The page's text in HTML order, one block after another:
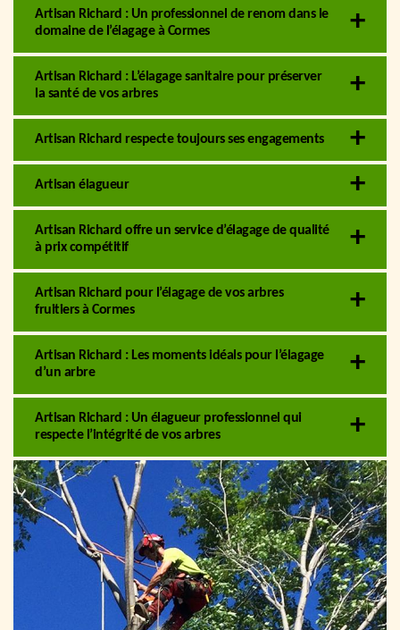
Artisan Richard : Un professionnel de renom dans le
domaine de l’élagage à Cormes
Artisan Richard : L’élagage sanitaire pour préserver
la santé de vos arbres
Artisan Richard respecte toujours ses engagements
Artisan élagueur
Artisan Richard offre un service d’élagage de qualité
à prix compétitif
Artisan Richard pour l’élagage de vos arbres
fruitiers à Cormes
Artisan Richard : Les moments idéals pour l’élagage
d’un arbre
Artisan Richard : Un élagueur professionnel qui
respecte l’intégrité de vos arbres